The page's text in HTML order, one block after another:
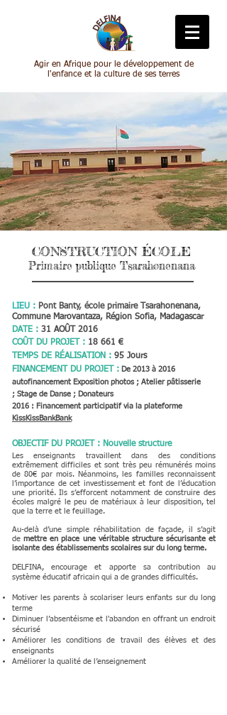
Agir en Afrique pour le développement de
l'enfance et la culture de ses terres
CONSTRUCTION ÉCOLE
Primaire publique Tsarahonenana
LIEU : Pont Banty, école primaire Tsarahonenana,
Commune Marovantaza, Région Sofia, Madagascar
DATE : 31 AOÛT
2016
COÛT DU PROJET : 18 661 €
TEMPS DE RÉALISATION : 95 Jours
FINANCEMENT DU PROJET : De 2013 à 2016
autofinancement Exposition photos ; Atelierpâtisserie
; Stage de Danse ; Donateurs
2016 : Financement participatif via la plateforme
KissKissBankBank
OBJECTIF DU PROJET : Nouvelle structure
Les enseignants travaillent dans des conditions
extrêmement difficiles et sont très peu rémunérés moins
de 80€ par mois. Néanmoins, les familles reconnaissent
l’importance de cet investissement et font de l’éducation
une priorité. Ils s’efforcent notamment de construire des
écoles malgré le peu de matériaux à leur disposition, tel
que la terre et le feuillage.
Au-delà d’une simple réhabilitation de façade, il s’agit
demettre en place une véritable structure sécurisante et
isolante des établissements scolaires sur du long terme.
DELFINA, encourage et apporte sa contribution au
système éducatif africain qui a de grandes difficultés.
Motiver les parents à scolariser leurs enfants sur du long
terme
Diminuer l’absentéisme et l'abandon en offrant un endroit
sécurisé
Améliorer les conditions de travail des élèves et des
enseignants
Améliorer la qualité de l’enseignement